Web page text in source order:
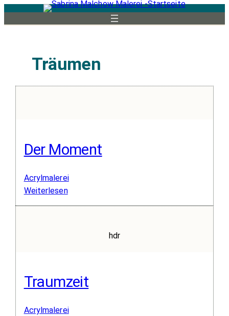
Zum
Inhalt
Träumen
Der Moment
Acrylmalerei
Weiterlesen:
hdr
Traumzeit
Acrylmalerei